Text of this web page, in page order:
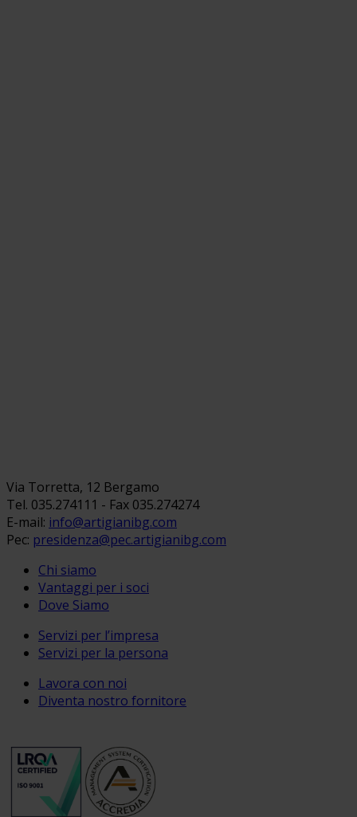
Via Torretta, 12 Bergamo
Tel. 035.274111 - Fax 035.274274
E-mail: info@artigianibg.com
Pec: presidenza@pec.artigianibg.com
Chi siamo
Vantaggi per i soci
Dove Siamo
Servizi per l’impresa
Servizi per la persona
Lavora con noi
Diventa nostro fornitore